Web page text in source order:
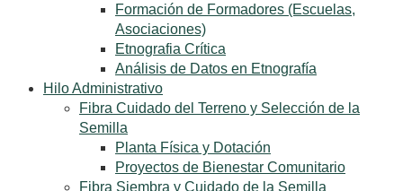
Formación de Formadores (Escuelas,
Asociaciones)
Etnografia Crítica
Análisis de Datos en Etnografía
Hilo Administrativo
Fibra Cuidado del Terreno y Selección de la
Semilla
Planta Física y Dotación
Proyectos de Bienestar Comunitario
Fibra Siembra y Cuidado de la Semilla